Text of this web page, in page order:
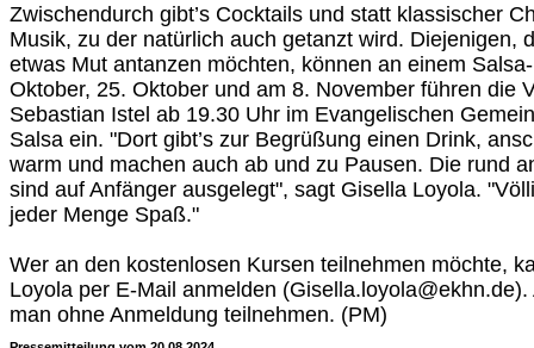
Zwischendurch gibt’s Cocktails und statt klassischer
Musik, zu der natürlich auch getanzt wird. Diejenigen,
etwas Mut antanzen möchten, können an einem
Oktober, 25. Oktober und am 8. November führen die
Sebastian Istel ab 19.30 Uhr im Evangelischen
Salsa ein. "Dort gibt’s zur Begrüßung einen Drink,
warm und machen auch ab und zu Pausen. Die rund
sind auf Anfänger ausgelegt", sagt Gisella Loyola.
jeder Menge Spaß."
Wer an den kostenlosen Kursen teilnehmen möchte,
Loyola per E-Mail anmelden
man ohne Anmeldung teilnehmen. (PM)